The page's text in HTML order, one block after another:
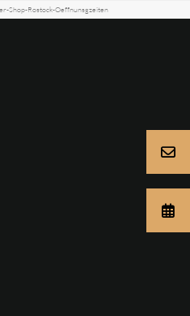
Shop-Rostock-Oeffnunsgzeiten